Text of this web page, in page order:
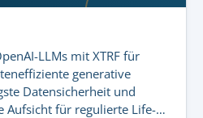
LLMs mit XTRF für
generative
Datensicherheit und
Aufsicht für regulierte Life-